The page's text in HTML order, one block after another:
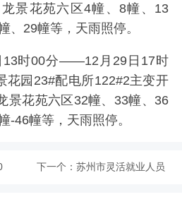
景花苑六区4幢、8幢、13
、29幢等，天雨照停。
13时00分——12月29日17时
花园23#配电所122#2主变开
景花苑六区32幢、33幢、36
-46幢等，天雨照停。
下一个： 苏州市灵活就业人员